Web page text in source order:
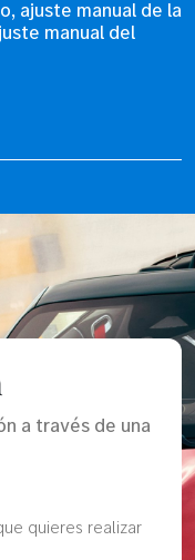
ajuste manual de la
manual del
a través de una
quieres realizar